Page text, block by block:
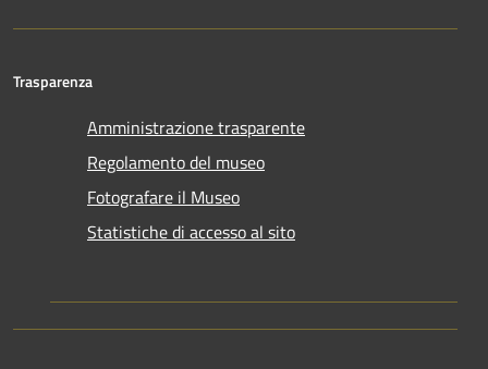
Trasparenza
Amministrazione trasparente
Regolamento del museo
Fotografare il Museo
Statistiche di accesso al sito